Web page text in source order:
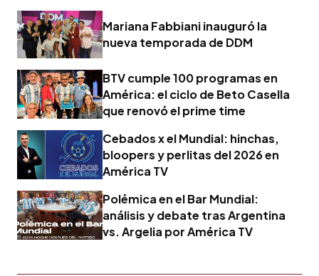
Mariana Fabbiani inauguró la
nueva temporada de DDM
BTV cumple 100 programas en
América: el ciclo de Beto Casella
que renovó el prime time
Cebados x el Mundial: hinchas,
bloopers y perlitas del 2026 en
América TV
Polémica en el Bar Mundial:
análisis y debate tras Argentina
vs. Argelia por América TV